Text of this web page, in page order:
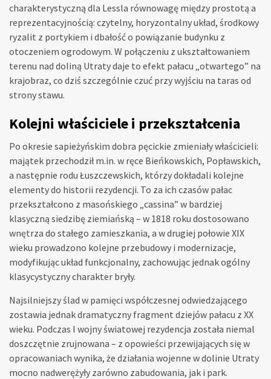
charakterystyczną dla Lessla równowagę między prostotą a
reprezentacyjnością: czytelny, horyzontalny układ, środkowy
ryzalit z portykiem i dbałość o powiązanie budynku z
otoczeniem ogrodowym. W połączeniu z ukształtowaniem
terenu nad doliną Utraty daje to efekt pałacu „otwartego” na
krajobraz, co dziś szczególnie czuć przy wyjściu na taras od
strony stawu.
Kolejni właściciele i przekształcenia
Po okresie sapieżyńskim dobra pęcickie zmieniały właścicieli:
majątek przechodził m.in. w ręce Bieńkowskich, Popławskich,
a następnie rodu Łuszczewskich, którzy dokładali kolejne
elementy do historii rezydencji. To za ich czasów pałac
przekształcono z masońskiego „cassina” w bardziej
klasyczną siedzibę ziemiańską – w 1818 roku dostosowano
wnętrza do stałego zamieszkania, a w drugiej połowie XIX
wieku prowadzono kolejne przebudowy i modernizacje,
modyfikując układ funkcjonalny, zachowując jednak ogólny
klasycystyczny charakter bryły.
Najsilniejszy ślad w pamięci współczesnej odwiedzającego
zostawia jednak dramatyczny fragment dziejów pałacu z XX
wieku. Podczas I wojny światowej rezydencja została niemal
doszczętnie zrujnowana – z opowieści przewijających się w
opracowaniach wynika, że działania wojenne w dolinie Utraty
mocno nadwerężyły zarówno zabudowania, jak i park.